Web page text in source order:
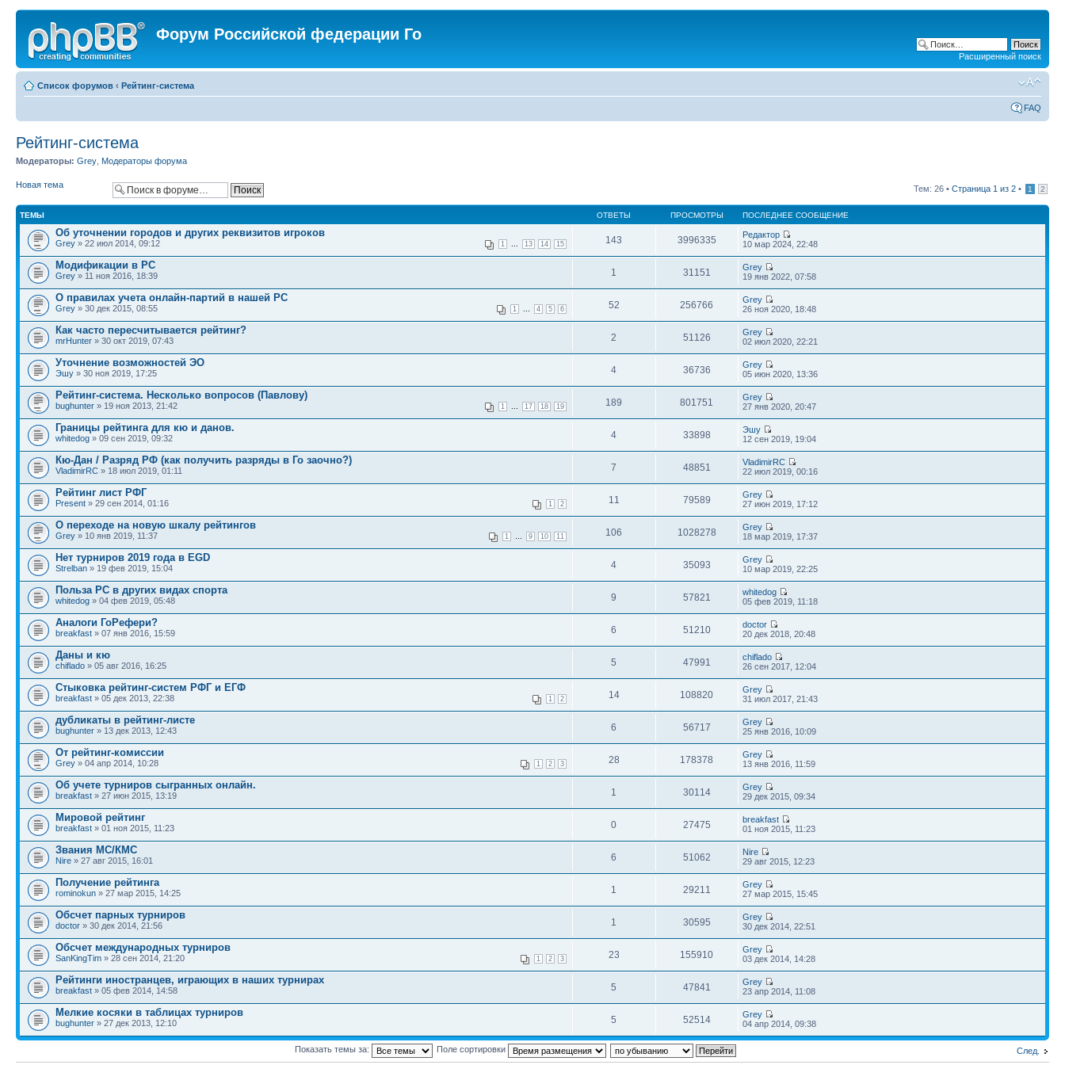
Форум Российской федерации Го
Расширенный поиск
Список форумов ‹ Рейтинг-система
FAQ
Рейтинг-система
Модераторы: Grey Модераторы форума
Новая тема Тем: 26 • Страница 1 из 2 • 1 2
ТЕМЫ ОТВЕТЫ ПРОСМОТРЫ ПОСЛЕДНЕЕ СООБЩЕНИЕ
Об уточнении городов и других реквизитов игроков
1 13 14 15
Grey » 22 июл 2014, 09:12 143 3996335
Редактор
10 мар 2024, 22:48
Модификации в РС
Grey » 11 ноя 2016, 18:39 1 31151
Grey
19 янв 2022, 07:58
О правилах учета онлайн-партий в нашей РС
1 4 5 6
Grey » 30 дек 2015, 08:55 52 256766
Grey
26 ноя 2020, 18:48
Как часто пересчитывается рейтинг?
mrHunter » 30 окт 2019, 07:43 2 51126
Grey
02 июл 2020, 22:21
Уточнение возможностей ЭО
Эшу » 30 ноя 2019, 17:25 4 36736
Grey
05 июн 2020, 13:36
Рейтинг-система. Несколько вопросов (Павлову)
1 17 18 19
bughunter » 19 ноя 2013, 21:42 189 801751
Grey
27 янв 2020, 20:47
Границы рейтинга для кю и данов.
whitedog » 09 сен 2019, 09:32 4 33898
Эшу
12 сен 2019, 19:04
Кю-Дан / Разряд РФ (как получить разряды в Го заочно?)
VladimirRC » 18 июл 2019, 01:11 7 48851
VladimirRC
22 июл 2019, 00:16
Рейтинг лист РФГ
1 2
Present » 29 сен 2014, 01:16 11 79589
Grey
27 июн 2019, 17:12
О переходе на новую шкалу рейтингов
1 9 10 11
Grey » 10 янв 2019, 11:37 106 1028278
Grey
18 мар 2019, 17:37
Нет турниров 2019 года в EGD
Strelban » 19 фев 2019, 15:04 4 35093
Grey
10 мар 2019, 22:25
Польза РС в других видах спорта
whitedog » 04 фев 2019, 05:48 9 57821
whitedog
05 фев 2019, 11:18
Аналоги ГоРефери?
breakfast » 07 янв 2016, 15:59 6 51210
doctor
20 дек 2018, 20:48
Даны и кю
chiflado » 05 авг 2016, 16:25 5 47991
chiflado
26 сен 2017, 12:04
Стыковка рейтинг-систем РФГ и ЕГФ
1 2
breakfast » 05 дек 2013, 22:38 14 108820
Grey
31 июл 2017, 21:43
дубликаты в рейтинг-листе
bughunter » 13 дек 2013, 12:43 6 56717
Grey
25 янв 2016, 10:09
От рейтинг-комиссии
1 2 3
Grey » 04 апр 2014, 10:28 28 178378
Grey
13 янв 2016, 11:59
Об учете турниров сыгранных онлайн.
breakfast » 27 июн 2015, 13:19 1 30114
Grey
29 дек 2015, 09:34
Мировой рейтинг
breakfast » 01 ноя 2015, 11:23 0 27475
breakfast
01 ноя 2015, 11:23
Звания МС/КМС
Nire » 27 авг 2015, 16:01 6 51062
Nire
29 авг 2015, 12:23
Получение рейтинга
rominokun » 27 мар 2015, 14:25 1 29211
Grey
27 мар 2015, 15:45
Обсчет парных турниров
doctor » 30 дек 2014, 21:56 1 30595
Grey
30 дек 2014, 22:51
Обсчет международных турниров
1 2 3
SanKingTim » 28 сен 2014, 21:20 23 155910
Grey
03 дек 2014, 14:28
Рейтинги иностранцев, играющих в наших турнирах
breakfast » 05 фев 2014, 14:58 5 47841
Grey
23 апр 2014, 11:08
Мелкие косяки в таблицах турниров
bughunter » 27 дек 2013, 12:10 5 52514
Grey
04 апр 2014, 09:38
След.
Показать темы за: Поле сортировки